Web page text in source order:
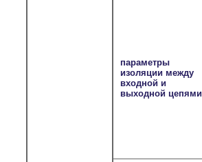
параметры
изоляции между
входной и
выходной цепями